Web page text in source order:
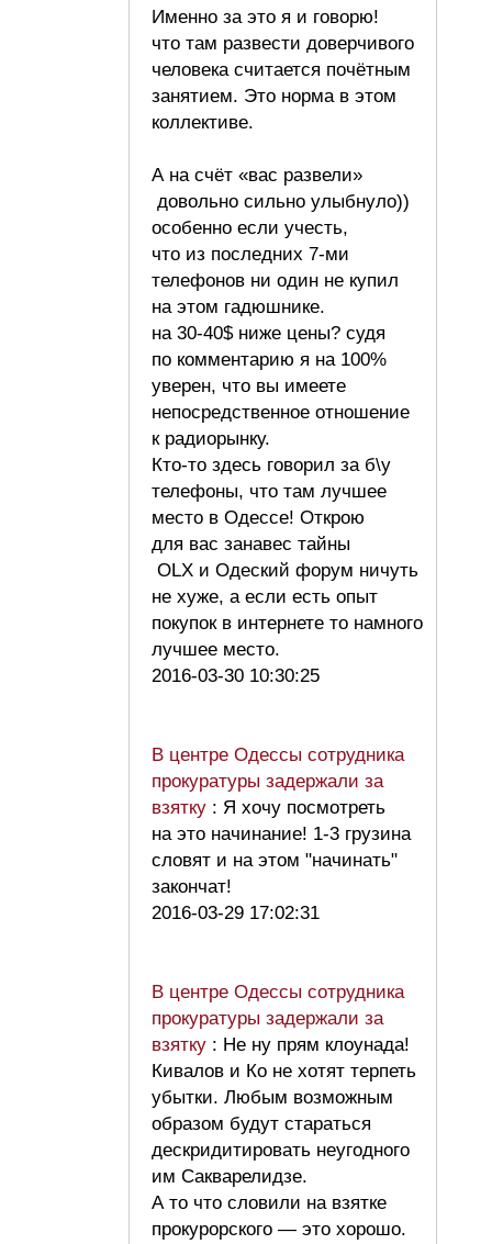
Именно за это я и говорю!
что там развести доверчивого
человека считается почётным
занятием. Это норма в этом
коллективе.
А на счёт «вас развели»
довольно сильно улыбнуло))
особенно если учесть,
что из последних 7-ми
телефонов ни один не купил
на этом гадюшнике.
на 30-40$ ниже цены? судя
по комментарию я на 100%
уверен, что вы имеете
непосредственное отношение
к радиорынку.
Кто-то здесь говорил за б\у
телефоны, что там лучшее
место в Одессе! Открою
для вас занавес тайны
OLX и Одеский форум ничуть
не хуже, а если есть опыт
покупок в интернете то намного
лучшее место.
2016-03-30 10:30:25
В центре Одессы сотрудника
прокуратуры задержали за
взятку : Я хочу посмотреть
на это начинание! 1-3 грузина
словят и на этом "начинать"
закончат!
2016-03-29 17:02:31
В центре Одессы сотрудника
прокуратуры задержали за
взятку : Не ну прям клоунада!
Кивалов и Ко не хотят терпеть
убытки. Любым возможным
образом будут стараться
дескридитировать неугодного
им Сакварелидзе.
А то что словили на взятке
прокурорского — это хорошо.